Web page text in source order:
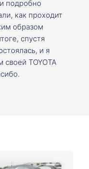
подробно
как проходит
образом
спустя
и я
своей TOYOTA